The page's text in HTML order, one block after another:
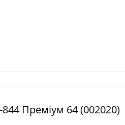
Преміум 64 (002020)